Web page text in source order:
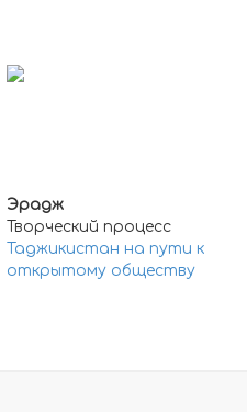
Эрадж
Творческий процесс
Таджикистан на пути к
открытому обществу